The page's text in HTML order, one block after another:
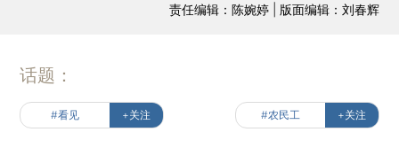
侗家浪子，在戏里找回了旧时故乡……■
责任编辑：陈婉婷 | 版面编辑：刘春辉
话题：
#看见 +关注 #农民工 +关注